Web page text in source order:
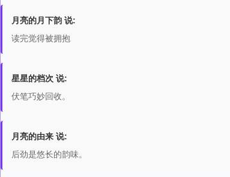
月亮的月下韵 说:
读完觉得被拥抱
星星的档次 说:
伏笔巧妙回收。
月亮的由来 说:
后劲是悠长的韵味。